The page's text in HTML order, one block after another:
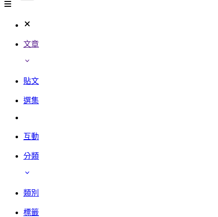
文章
貼文
選集
互動
分類
類別
標籤